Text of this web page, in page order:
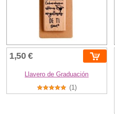
1,50 €
Llavero de Graduación
(1)